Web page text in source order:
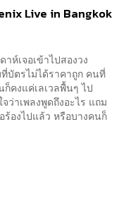
Live in Bangkok
ห์เจอเข้าไปสองวง
บัตรไม่ได้ราคาถูก คนที่
คงแค่เลเวลพื้นๆ ไป
ว่าเพลงพูดถึงอะไร แถม
ร้องไปแล้ว หรือบางคนก็